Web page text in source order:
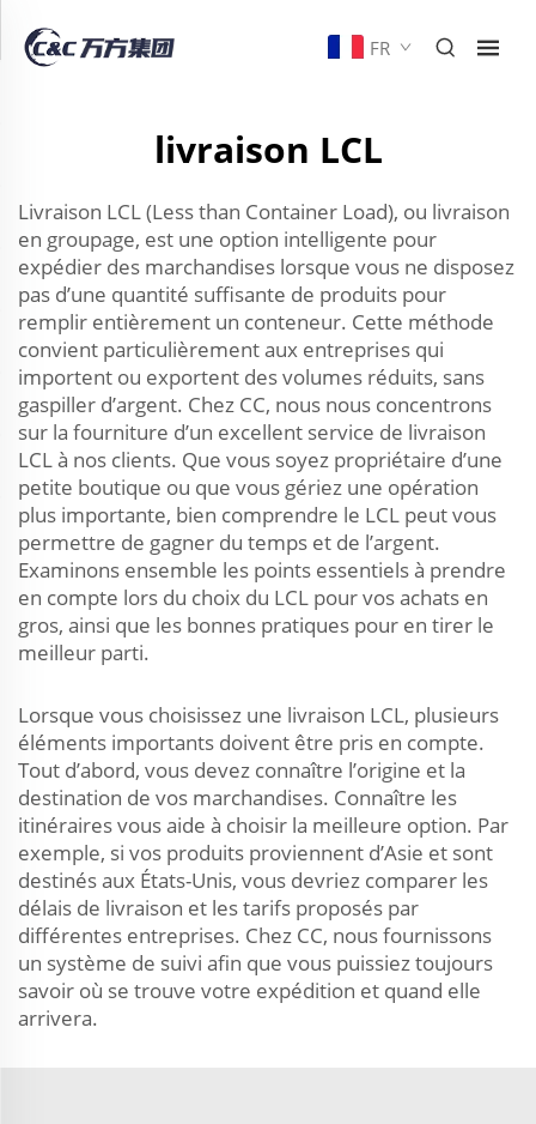
FR
livraison LCL
Livraison LCL (Less than Container Load), ou livraison
en groupage, est une option intelligente pour
expédier des marchandises lorsque vous ne disposez
pas d’une quantité suffisante de produits pour
remplir entièrement un conteneur. Cette méthode
convient particulièrement aux entreprises qui
importent ou exportent des volumes réduits, sans
gaspiller d’argent. Chez CC, nous nous concentrons
sur la fourniture d’un excellent service de livraison
LCL à nos clients. Que vous soyez propriétaire d’une
petite boutique ou que vous gériez une opération
plus importante, bien comprendre le LCL peut vous
permettre de gagner du temps et de l’argent.
Examinons ensemble les points essentiels à prendre
en compte lors du choix du LCL pour vos achats en
gros, ainsi que les bonnes pratiques pour en tirer le
meilleur parti.
Lorsque vous choisissez une livraison LCL, plusieurs
éléments importants doivent être pris en compte.
Tout d’abord, vous devez connaître l’origine et la
destination de vos marchandises. Connaître les
itinéraires vous aide à choisir la meilleure option. Par
exemple, si vos produits proviennent d’Asie et sont
destinés aux États-Unis, vous devriez comparer les
délais de livraison et les tarifs proposés par
différentes entreprises. Chez CC, nous fournissons
un système de suivi afin que vous puissiez toujours
savoir où se trouve votre expédition et quand elle
arrivera.